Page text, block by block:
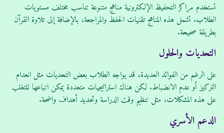
تستخدم مراكز التحفيظ الإلكترونية مناهج متنوعة تناسب مختلف مستويات
الطلاب. تشمل هذه المناهج تقنيات الحفظ والمراجعة، بالإضافة إلى تلاوة القرآن
بطريقة صحيحة.
التحديات والحلول
على الرغم من الفوائد العديدة، قد يواجه الطلاب بعض التحديات مثل انعدام
التركيز أو عدم الانضباط. لكن هناك استراتيجيات متعددة يمكن اتباعها للتغلب
على هذه المشكلات، مثل تنظيم وقت الدراسة وتحديد أهداف واضحة.
الدعم الأسري